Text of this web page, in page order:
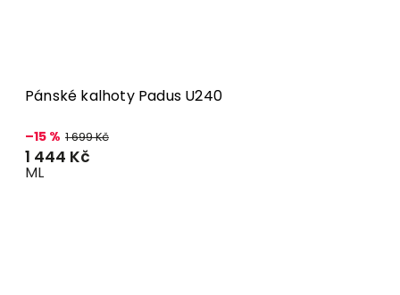
Pánské kalhoty Padus U240
–15 % 1 699 Kč
1 444 Kč
ML